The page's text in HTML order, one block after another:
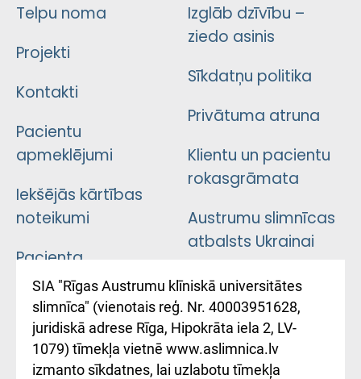
Telpu noma
Projekti
Kontakti
Pacientu
apmeklējumi
Iekšējās kārtības
noteikumi
Pacienta
atsauksmju/sūdzību
iesniegšanas
kārtība
Kā pie mums nokļūt
Izglāb dzīvību –
ziedo asinis
Sīkdatņu politika
Privātuma atruna
Klientu un pacientu
rokasgrāmata
Austrumu slimnīcas
atbalsts Ukrainai
Підтримка Східної
лікарні та співпраця з
Україною
SIA "Rīgas Austrumu klīniskā universitātes
slimnīca" (vienotais reģ. Nr. 40003951628,
juridiskā adrese Rīga, Hipokrāta iela 2, LV-
1079) tīmekļa vietnē www.aslimnica.lv
izmanto sīkdatnes, lai uzlabotu tīmekļa